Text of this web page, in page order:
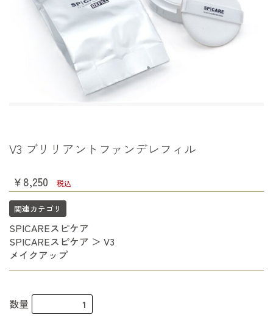
V3 ブリリアントファンデレフィル
￥8,250 税込
関連カテゴリ
SPICAREスピケア
SPICAREスピケア ＞ V3
メイクアップ
数量